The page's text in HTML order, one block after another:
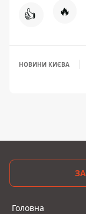
👍 🔥
НОВИНИ КИЄВА
Головна